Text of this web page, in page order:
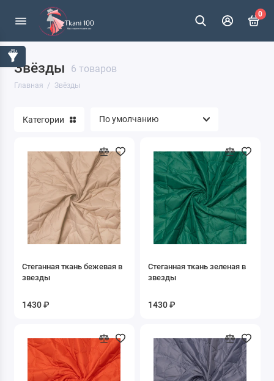
0
Звёзды 6 товаров
Главная Звёзды
Категории
Стеганная ткань бежевая в
звезды
1430 ₽
Стеганная ткань зеленая в
звезды
1430 ₽